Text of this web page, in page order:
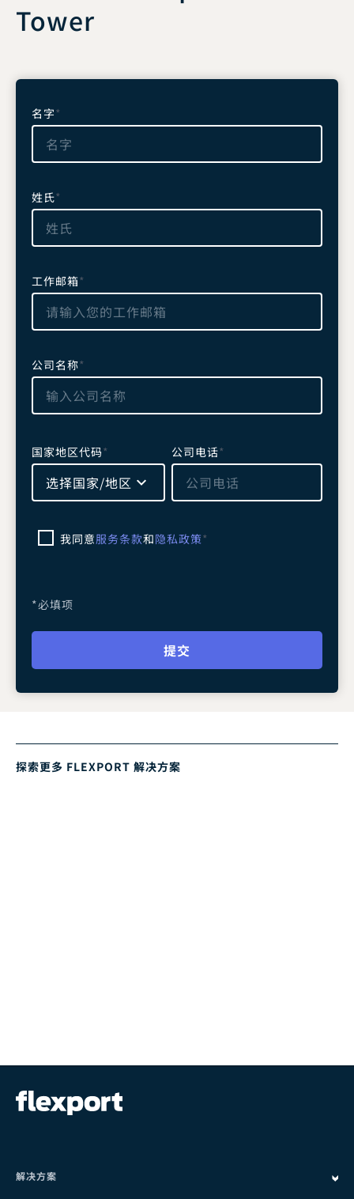
Tower
名字*
姓氏*
工作邮箱*
公司名称*
国家地区代码*
选择国家/地区
公司电话*
我同意服务条款和隐私政策*
*必填项
提交
探索更多 FLEXPORT 解决方案
解决方案